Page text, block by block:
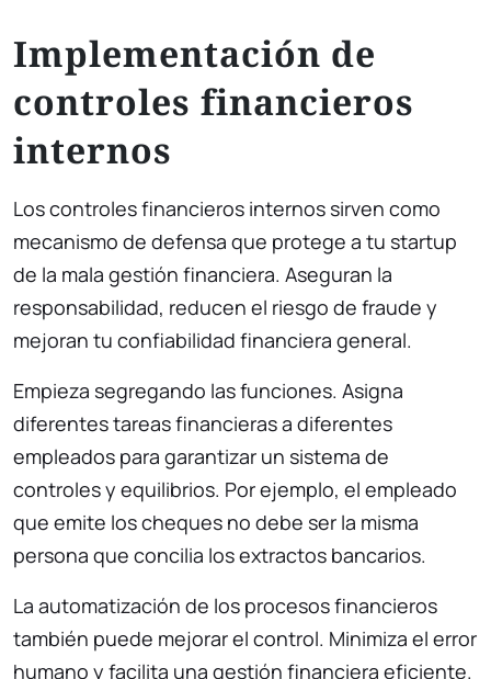
Implementación de
controles financieros
internos
Los controles financieros internos sirven como
mecanismo de defensa que protege a tu startup
de la mala gestión financiera. Aseguran la
responsabilidad, reducen el riesgo de fraude y
mejoran tu confiabilidad financiera general.
Empieza segregando las funciones. Asigna
diferentes tareas financieras a diferentes
empleados para garantizar un sistema de
controles y equilibrios. Por ejemplo, el empleado
que emite los cheques no debe ser la misma
persona que concilia los extractos bancarios.
La automatización de los procesos financieros
también puede mejorar el control. Minimiza el error
humano y facilita una gestión financiera eficiente.